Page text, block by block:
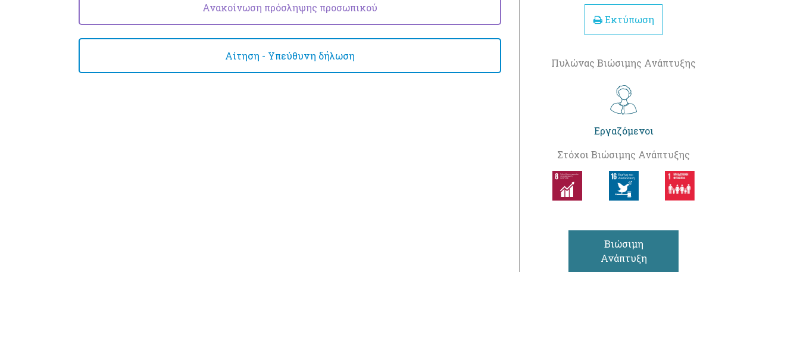
Ανακοίνωση πρόσληψης προσωπικού
Αίτηση - Υπεύθυνη δήλωση
Εκτύπωση
Πυλώνας Βιώσιμης Ανάπτυξης
Εργαζόμενοι
Στόχοι Βιώσιμης Ανάπτυξης
Βιώσιμη
Ανάπτυξη